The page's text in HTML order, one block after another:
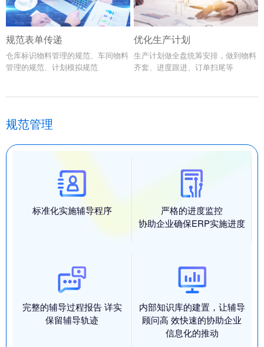
规范表单传递
仓库标识物料管理的规范、车间物料
管理的规范、计划模拟规范
优化生产计划
生产计划做全盘统筹安排，做到物料
齐套、进度跟进、订单扫尾等
规范管理
标准化实施辅导程序
严格的进度监控
协助企业确保ERP实施进度
完整的辅导过程报告 详实
保留辅导轨迹
内部知识库的建置，让辅导
顾问高 效快速的协助企业
信息化的推动